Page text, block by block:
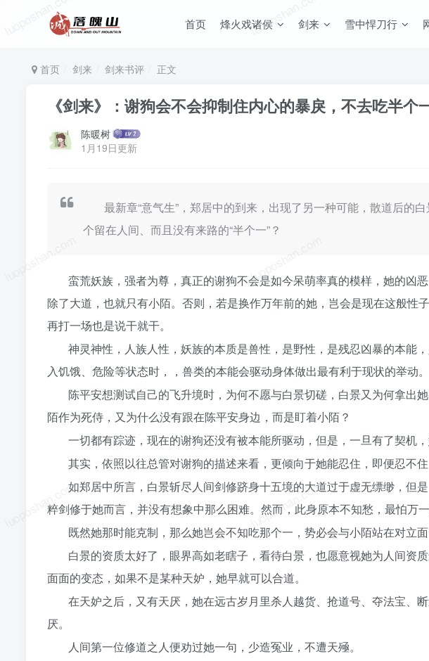
首页 烽火戏诸侯 剑来 雪中悍刀行
首页 剑来 剑来书评 正文
《剑来》：谢狗会不会抑制住内心的暴戾，不去吃半个
陈暖树
1月19日更新
luoposhan.com
luoposhan.com
luoposhan.com
luoposhan.com
最新章“意气生”，郑居中的到来，出现了另一种可能，散道后的
个留在人间、而且没有来路的“半个一”？
蛮荒妖族，强者为尊，真正的谢狗不会是如今呆萌率真的模样，她的凶
除了大道，也就只有小陌。否则，若是换作万年前的她，岂会是现在这般性
再打一场也是说干就干。
神灵神性，人族人性，妖族的本质是兽性，是野性，是残忍凶暴的本能
入饥饿、危险等状态时，，兽类的本能会驱动身体做出最有利于现状的举动。
陈平安想测试自己的飞升境时，为何不愿与白景切磋，白景又为何拿出
陌作为死侍，又为什么没有跟在陈平安身边，而是盯着小陌？
一切都有踪迹，现在的谢狗还没有被本能所驱动，但是，一旦有了契机
其实，依照以往总管对谢狗的描述来看，更倾向于她能忍住，即便忍不住
如郑居中所言，白景斩尽人间剑修跻身十五境的大道过于虚无缥缈，但
粹剑修于她而言，并没有想象中那么困难。然而，此身原本不知愁，最怕万
既然她那时能克制，那么她岂会不知吃那个一，势必会与小陌站在对立面
白景的资质太好了，眼界高如老瞎子，看待白景，也愿意视她为人间资
面面的变态，如果不是某种天妒，她早就可以合道。
在天妒之后，又有天厌，她在远古岁月里杀人越货、抢道号、夺法宝、
厌。
人间第一位修道之人便劝过她一句，少造冤业，不遭天殛。